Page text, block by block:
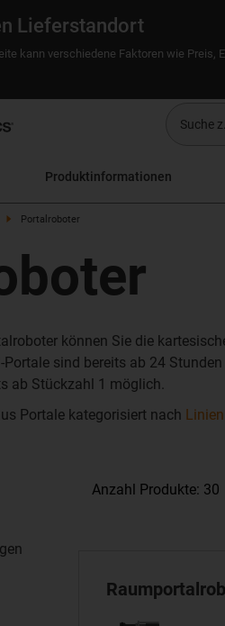
Lieferstandort
kann verschiedene Faktoren wie
Produktinformationen
Portalroboter
können Sie die
sind bereits ab 24
ab Stückzahl 1 möglich.
Portale kategorisiert nach
Anzahl Produkte: 30